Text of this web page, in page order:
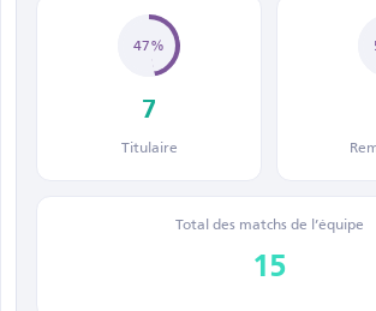
47%
7
Titulaire
Total des matchs de l’équipe
15